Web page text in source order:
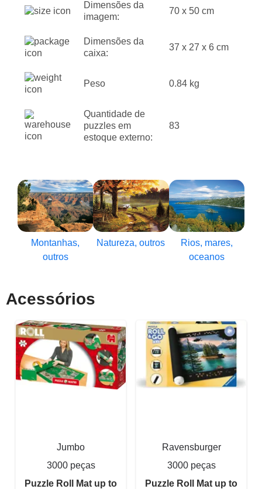
Dimensões da
imagem:
70 x 50 cm
Dimensões da
caixa:
37 x 27 x 6 cm
Peso 0.84 kg
Quantidade de
puzzles em
estoque externo:
83
Montanhas,
outros
Natureza, outros
Rios, mares,
oceanos
Acessórios
Jumbo
3000 peças
Puzzle Roll Mat up to
Ravensburger
3000 peças
Puzzle Roll Mat up to